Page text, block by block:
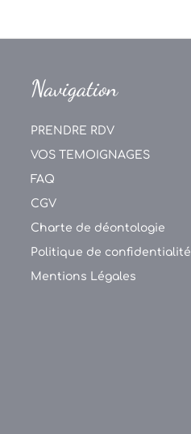
Navigation
PRENDRE RDV
VOS TEMOIGNAGES
FAQ
CGV
Charte de déontologie
Politique de confidentialité
Mentions Légales